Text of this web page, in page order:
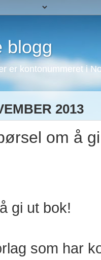
blogg
er kontonummeret i
2013
om å
gi ut bok!
som har